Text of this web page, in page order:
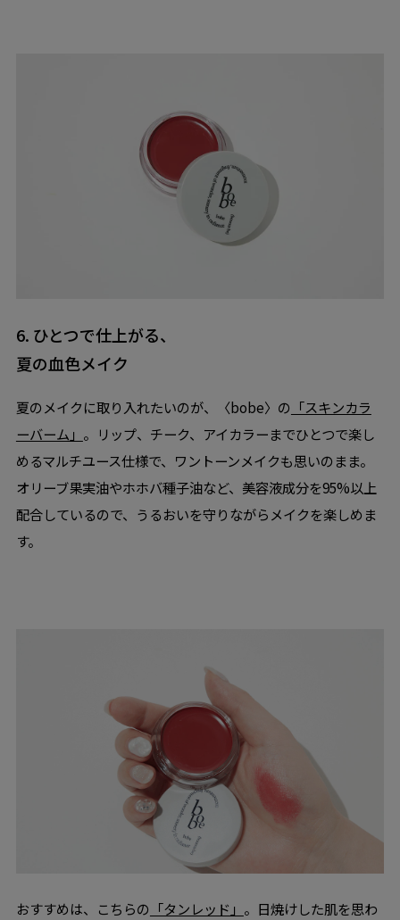
6. ひとつで仕上がる、
夏の血色メイク
夏のメイクに取り入れたいのが、〈bobe〉の 「スキンカラ
ーバーム」 。リップ、チーク、アイカラーまでひとつで楽し
めるマルチユース仕様で、ワントーンメイクも思いのまま。
オリーブ果実油やホホバ種子油など、美容液成分を95%以上
配合しているので、うるおいを守りながらメイクを楽しめま
す。
おすすめは、こちらの 「タンレッド」 。日焼けした肌を思わ